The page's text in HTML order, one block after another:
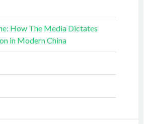
How The Media Dictates
in Modern China